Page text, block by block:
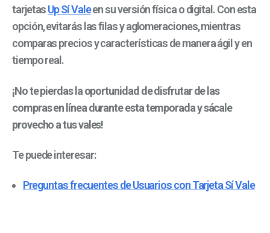
tarjetasUp Sí Valeen su versión física o digital. Con esta
opción, evitarás las filas y aglomeraciones, mientras
comparas precios y características de manera ágil y en
tiempo real.
¡No te pierdas la oportunidad de disfrutar de las
compras en línea durante esta temporada y sácale
provecho a tus vales!
Te puede interesar:
Preguntas frecuentes de Usuarios con Tarjeta Sí Vale